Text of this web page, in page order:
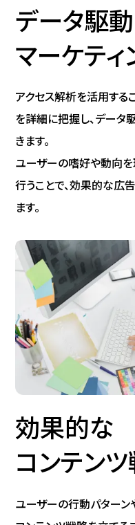
データ駆
マーケテ
アクセス解析を活用する
を詳細に把握し、データ
きます。
ユーザーの嗜好や動向
行うことで、効果的な広
ます。
効果的な
コンテン
ユーザーの行動パターン